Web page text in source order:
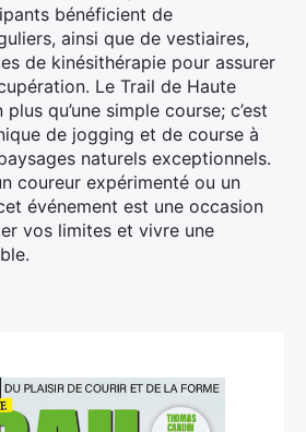
bénéficient de
ainsi que de vestiaires,
de kinésithérapie pour assurer
Le Trail de Haute
qu’une simple course; c’est
de jogging et de course à
naturels exceptionnels.
coureur expérimenté ou un
événement est une occasion
vos limites et vivre une